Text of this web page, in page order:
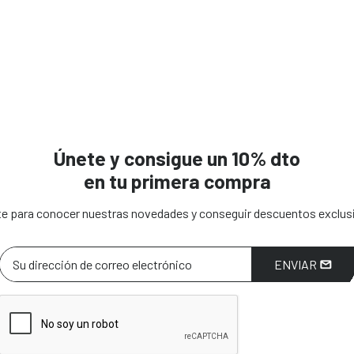
Únete y consigue un 10% dto
en tu primera compra
para conocer nuestras novedades y conseguir descuentos
ENVIAR